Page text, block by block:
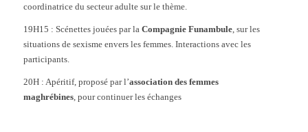
coordinatrice du secteur adulte sur le thème.
19H15 : Scénettes jouées par la Compagnie Funambule, sur les
situations de sexisme envers les femmes. Interactions avec les
participants.
20H : Apéritif, proposé par l’association des femmes
maghrébines, pour continuer les échanges